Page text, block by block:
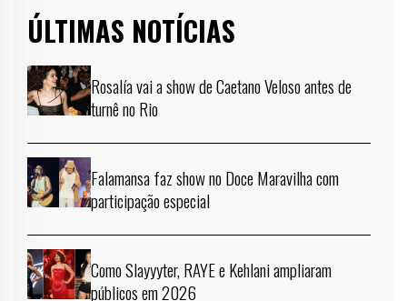
ÚLTIMAS NOTÍCIAS
Rosalía vai a show de Caetano Veloso antes de
turnê no Rio
Falamansa faz show no Doce Maravilha com
participação especial
Como Slayyyter, RAYE e Kehlani ampliaram
públicos em 2026